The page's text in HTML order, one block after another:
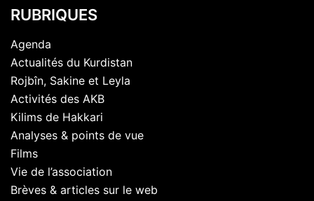
RUBRIQUES
Agenda
Actualités du Kurdistan
Rojbîn, Sakine et Leyla
Activités des AKB
Kilims de Hakkari
Analyses & points de vue
Films
Vie de l’association
Brèves & articles sur le web